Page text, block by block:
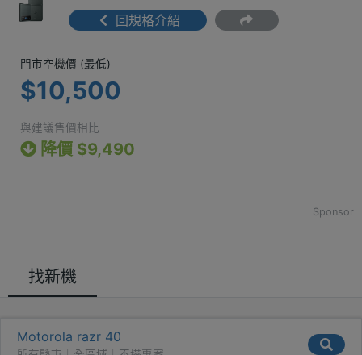
回規格介紹
門市空機價 (最低) $10,500
門市空機價 (最低)
$10,500
與建議售價相比
降價 $9,490
Sponsor
找新機
Motorola razr 40